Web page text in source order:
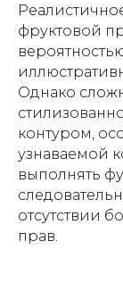
фруктовой
Однако
контуром,
узнаваемой
выполнять
отсутствии
прав.